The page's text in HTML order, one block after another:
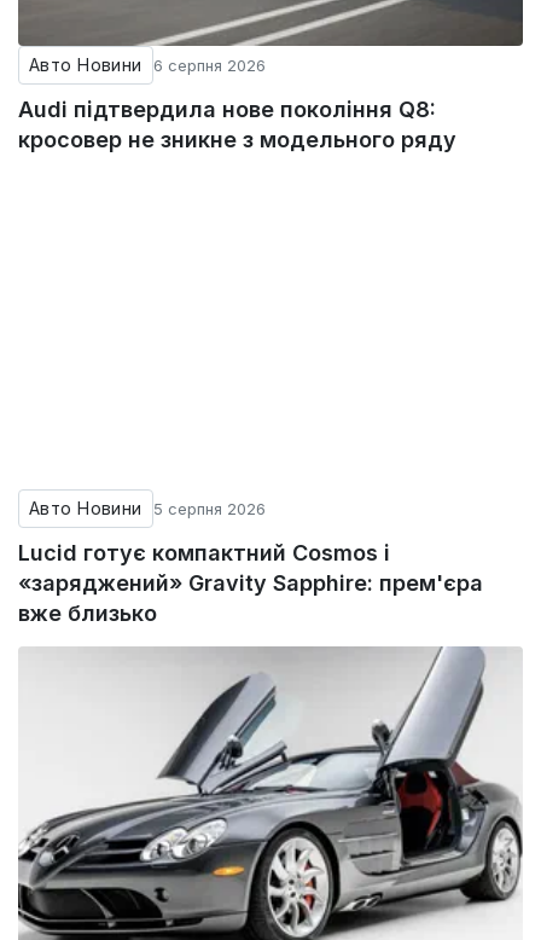
Авто Новини 6 серпня 2026
Audi підтвердила нове покоління Q8:
кросовер не зникне з модельного ряду
Авто Новини 5 серпня 2026
Lucid готує компактний Cosmos і
«заряджений» Gravity Sapphire: прем'єра
вже близько